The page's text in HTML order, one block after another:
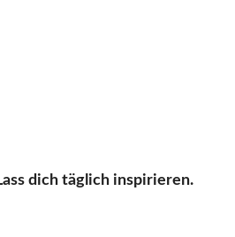
dich täglich inspirieren.